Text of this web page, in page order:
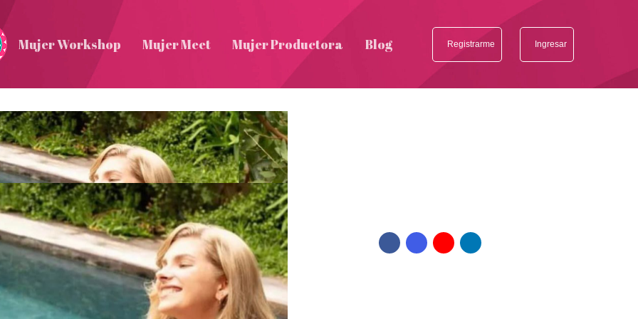
Mujer Workshop Mujer Meet Mujer Productora Blog Registrarme Ingresar